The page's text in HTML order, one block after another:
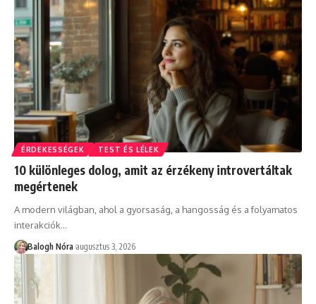
ÉRDEKESSÉGEK TEST ÉS LÉLEK
10 különleges dolog, amit az érzékeny introvertáltak
megértenek
A modern világban, ahol a gyorsaság, a hangosság és a folyamatos
interakciók…
Balogh Nóra augusztus 3, 2026